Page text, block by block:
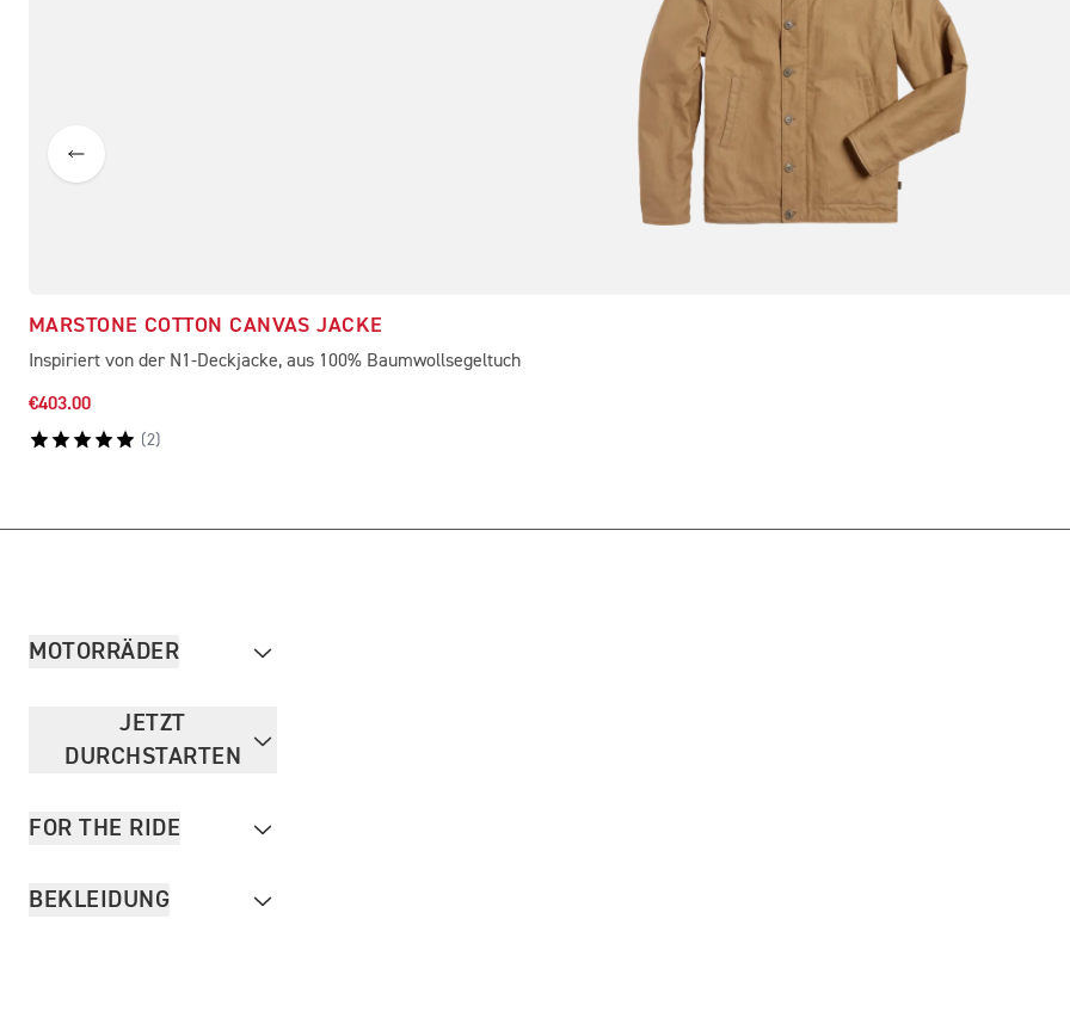
MARSTONE COTTON CANVAS JACKE
Inspiriert von der N1-Deckjacke, aus 100% Baumwollsegeltuch
€403.00
(2)
MOTORRÄDER
JETZT
DURCHSTARTEN
FOR THE RIDE
BEKLEIDUNG